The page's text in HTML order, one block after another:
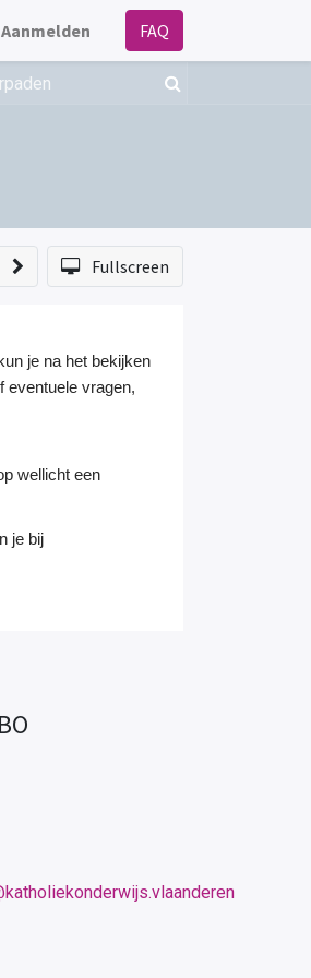
Aanmelden FAQ
Fullscreen
je na het bekijken
eventuele vragen,
wellicht een
je bij